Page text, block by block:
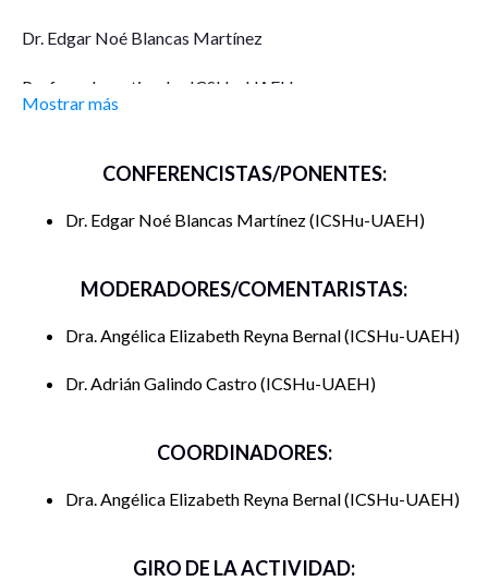
Dr. Edgar Noé Blancas Martínez
Profesor Investigador ICSHu-UAEH
11:00 hrs. (tiempo del centro de México)
Modalidad virtual
Ciclo de ConferenciasInvestigación Social y Población
Organiza Cuerpo Académico UAEH-CA-55 Estudios
Población
Mostrar más
CONFERENCISTAS/PONENTES:
Dr. Edgar Noé Blancas Martínez ICSHu-UAEH
MODERADORES/COMENTARISTAS:
Dra. Angélica Elizabeth Reyna Bernal ICSHu-UAEH
Dr. Adrián Galindo Castro ICSHu-UAEH
COORDINADORES:
Dra. Angélica Elizabeth Reyna Bernal ICSHu-UAEH
GIRO DE LA ACTIVIDAD: